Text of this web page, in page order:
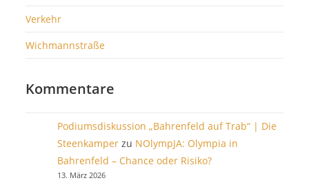
Verkehr
Wichmannstraße
Kommentare
Podiumsdiskussion „Bahrenfeld auf Trab“ | Die
Steenkamperzu NOlympJA: Olympia in
Bahrenfeld – Chance oder Risiko?
13. März 2026